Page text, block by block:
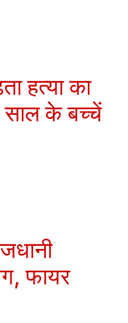
हत्या का
साल के बच्चें
फायर